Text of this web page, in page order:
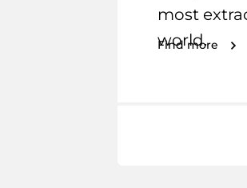
most
world.
Find more